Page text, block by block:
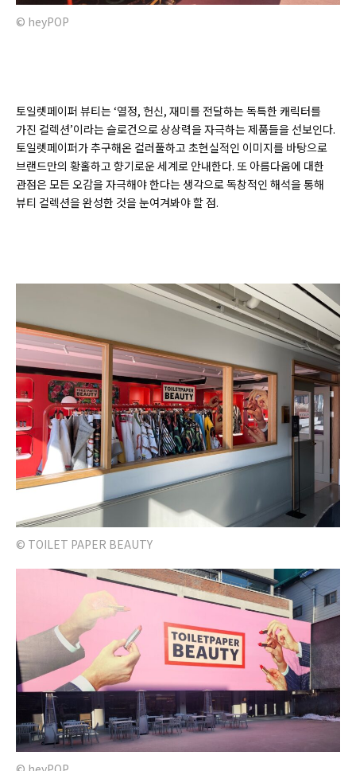
© heyPOP
토일렛페이퍼 뷰티는 ‘열정, 헌신, 재미를 전달하는 독특한 캐릭터를
가진 컬렉션’이라는 슬로건으로 상상력을 자극하는 제품들을 선보인다.
토일렛페이퍼가 추구해온 컬러풀하고 초현실적인 이미지를 바탕으로
브랜드만의 황홀하고 향기로운 세계로 안내한다. 또 아름다움에 대한
관점은 모든 오감을 자극해야 한다는 생각으로 독창적인 해석을 통해
뷰티 컬렉션을 완성한 것을 눈여겨봐야 할 점.
© TOILET PAPER BEAUTY